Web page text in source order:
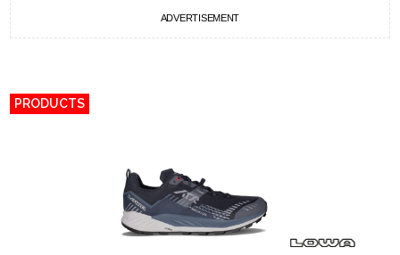
ADVERTISEMENT
PRODUCTS